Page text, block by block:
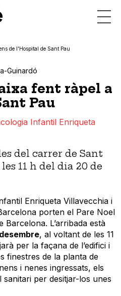
Guinardó
fent ràpel a
Pau
Infantil Enriqueta
del carrer de Sant
11 h del dia 20 de
Enriqueta Villavecchia i
porten el Pare Noel
Barcelona. L’arribada està
, al voltant de les 11
per la façana de l’edifici i
finestres de la planta de
i nenes ingressats, els
per desitjar-los unes